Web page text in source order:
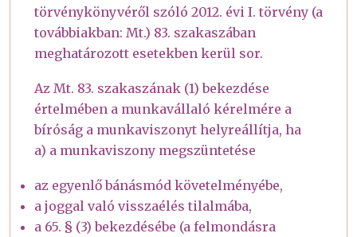
törvénykönyvéről szóló 2012. évi I. törvény (a
továbbiakban: Mt.) 83. szakaszában
meghatározott esetekben kerül sor.
Az Mt. 83. szakaszának (1) bekezdése
értelmében a munkavállaló kérelmére a
bíróság a munkaviszonyt helyreállítja, ha
a) a munkaviszony megszüntetése
az egyenlő bánásmód követelményébe,
a joggal való visszaélés tilalmába,
a 65. § (3) bekezdésébe (a felmondásra